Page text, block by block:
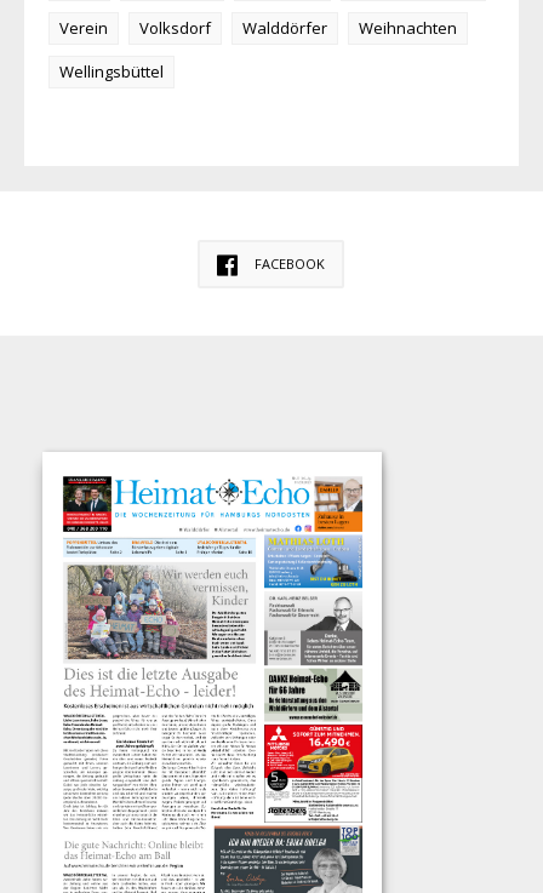
Verein
Volksdorf Walddörfer
Weihnachten
Wellingsbüttel
FACEBOOK